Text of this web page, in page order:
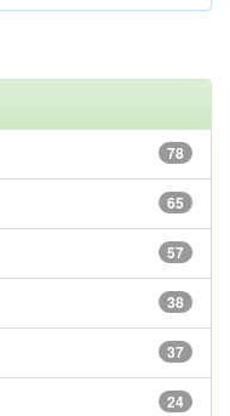
78
65
57
38
37
24